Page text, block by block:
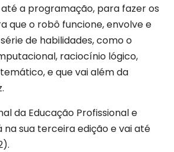
a programação, para fazer os
que o robô funcione, envolve e
de habilidades, como o
raciocínio lógico,
e que vai além da
da Educação Profissional e
na sua terceira edição e vai até